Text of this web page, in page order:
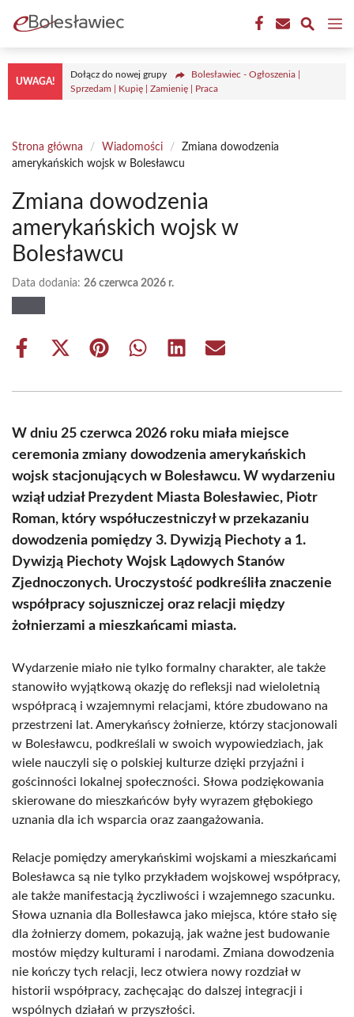
treści
UWAGA!
Dołącz do nowej grupy
Bolesławiec - Ogłoszenia |
Sprzedam | Kupię | Zamienię | Praca
Strona główna / Wiadomości /
Zmiana dowodzenia
amerykańskich wojsk w Bolesławcu
Zmiana dowodzenia
amerykańskich wojsk w
Bolesławcu
Data dodania: 26 czerwca 2026 r.
Share
Share
(Twitter)
Share Share Share Share
W dniu 25 czerwca 2026 roku miała miejsce
ceremonia zmiany dowodzenia amerykańskich
wojsk stacjonujących w Bolesławcu. W wydarzeniu
wziął udział Prezydent Miasta Bolesławiec, Piotr
Roman, który współuczestniczył w przekazaniu
dowodzenia pomiędzy 3. Dywizją Piechoty a 1.
Dywizją Piechoty Wojsk Lądowych Stanów
Zjednoczonych. Uroczystość podkreśliła znaczenie
współpracy sojuszniczej oraz relacji między
żołnierzami a mieszkańcami miasta.
Wydarzenie miało nie tylko formalny charakter, ale także
stanowiło wyjątkową okazję do refleksji nad wieloletnią
współpracą i wzajemnymi relacjami, które zbudowano na
przestrzeni lat. Amerykańscy żołnierze, którzy stacjonowali
w Bolesławcu, podkreślali w swoich wypowiedziach, jak
wiele nauczyli się o polskiej kulturze dzięki przyjaźni i
gościnności lokalnej społeczności. Słowa podziękowania
skierowane do mieszkańców były wyrazem głębokiego
uznania dla ich wsparcia oraz zaangażowania.
Relacje pomiędzy amerykańskimi wojskami a mieszkańcami
Bolesławca są nie tylko przykładem wojskowej współpracy,
ale także manifestacją życzliwości i wzajemnego szacunku.
Słowa uznania dla Bollesławca jako miejsca, które stało się
dla żołnierzy domem, pokazują, jak ważne jest budowanie
mostów między kulturami i narodami. Zmiana dowodzenia
nie kończy tych relacji, lecz otwiera nowy rozdział w
historii współpracy, zachęcając do dalszej integracji i
wspólnych działań w przyszłości.